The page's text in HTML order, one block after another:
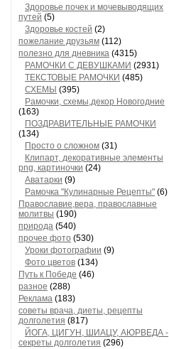
Здоровье почек и мочевыводящих
путей (5)
Здоровье костей (2)
пожелание друзьям (112)
полезно для дневника (4315)
РАМОЧКИ С ДЕВУШКАМИ (2931)
ТЕКСТОВЫЕ РАМОЧКИ (485)
СХЕМЫ (395)
Рамочки, схемы,декор Новогодние
(163)
ПОЗДРАВИТЕЛЬНЫЕ РАМОЧКИ
(134)
Просто о сложном (31)
Клипарт, декоративные элементы
png, картиночки (24)
Аватарки (9)
Рамочка "Кулинарные Рецепты" (6)
Православие,вера, православные
молитвы (190)
природа (540)
прочее фото (530)
Уроки фотографии (9)
Фото цветов (134)
Путь к Победе (46)
разное (288)
Реклама (183)
советы врача, диеты, рецепты
долголетия (817)
ЙОГА, ЦИГУН, ШИАЦУ, АЮРВЕДА -
секреты долголетия (296)